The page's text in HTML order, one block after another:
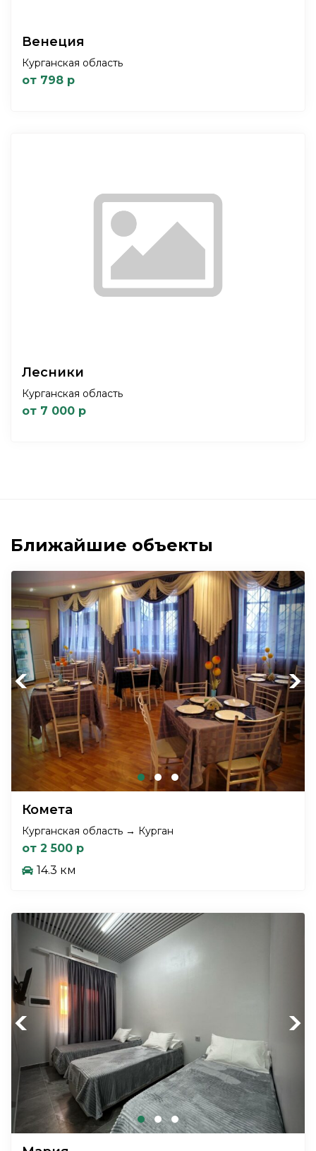
Венеция
Курганская область
от 798 р
Лесники
Курганская область
от 7 000 р
Ближайшие объекты
Previous Next
Комета
Курганская область → Курган
от 2 500 р
14.3 км
Previous Next